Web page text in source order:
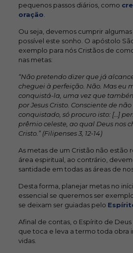
pequenos passos diários, como
oração
Ou seja, devemos cumprir
possível este sonho. O apóstolo
exemplo para nós Cristãos de
nas metas:
“Não pretendo dizer que já
cheguei à perfeição. Não. Mas eu
conquistá-la, uma vez que
por Jesus Cristo. Consciente de
conquistado, só procuro isto: […]
prêmio celeste, ao qual Deus nos
Cristo.” (Filipenses 3, 12-14)
As metas de um Cristão não estão
área espiritual, ao contrário,
santidade em todas as áreas de
Desta forma, planejar metas no
essencial se queremos ser
se deixam ser guiadas pelo
Afinal de contas, o Espírito de
que toca e leva a termo toda obra
vidas.